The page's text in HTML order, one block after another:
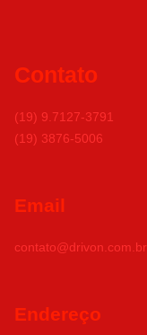
Contato
(19) 9.7127-3791
(19) 3876-5006
Email
contato@drivon.com.br
Endereço